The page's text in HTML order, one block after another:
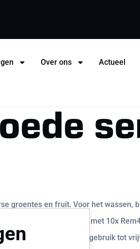
Over ons Actueel
groentes en fruit. Voor het wassen,
met 10x
dat we ons chemicaliëngebruik tot